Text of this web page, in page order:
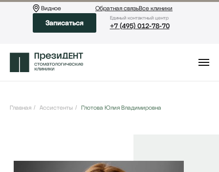
Обратная связьВсе клиники
Eдиный контактный центр
+7 (495) 012-78-70
Видное
Записаться
Главная / Ассистенты / Глотова Юлия Владимировна